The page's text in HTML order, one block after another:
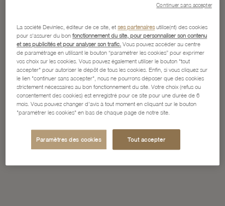
La société Devinlec, éditeur de ce site, etses partenairesutilise(nt) des cookies
pour s'assurer du bonfonctionnement du site, pour personnaliser son contenu
et ses publicités et pour analyser son trafic. Vous pouvez accéder au centre
de paramétrage en utilisant le bouton “paramétrer les cookies” pour exprimer
vos choix sur les cookies. Vous pouvez également utiliser le bouton "tout
accepter" pour autoriser le dépôt de tous les cookies. Enfin, si vous cliquez sur
le lien "continuer sans accepter", nous ne pourrons déposer que des cookies
strictement nécessaires au bon fonctionnement du site. Votre choix (refus ou
consentement des cookies) est enregistré pour ce site pour une durée de 6
mois. Vous pouvez changer d'avis à tout moment en cliquant sur le bouton
"paramétrer les cookies" en bas de chaque page de notre site.
Paramètres des cookies Tout accepter
Continuer sans accepter